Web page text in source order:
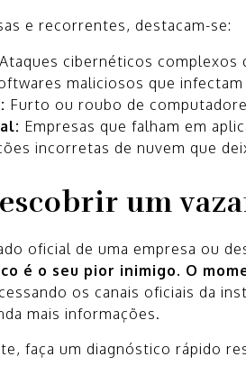
e recorrentes, destacam-se:
Ataques cibernéticos complexos
maliciosos que
Furto ou roubo de
Empresas que falham em
incorretas de nuvem que
um
oficial de uma empresa ou
é o seu pior inimigo. O
os canais oficiais da
mais informações.
faça um diagnóstico rápido